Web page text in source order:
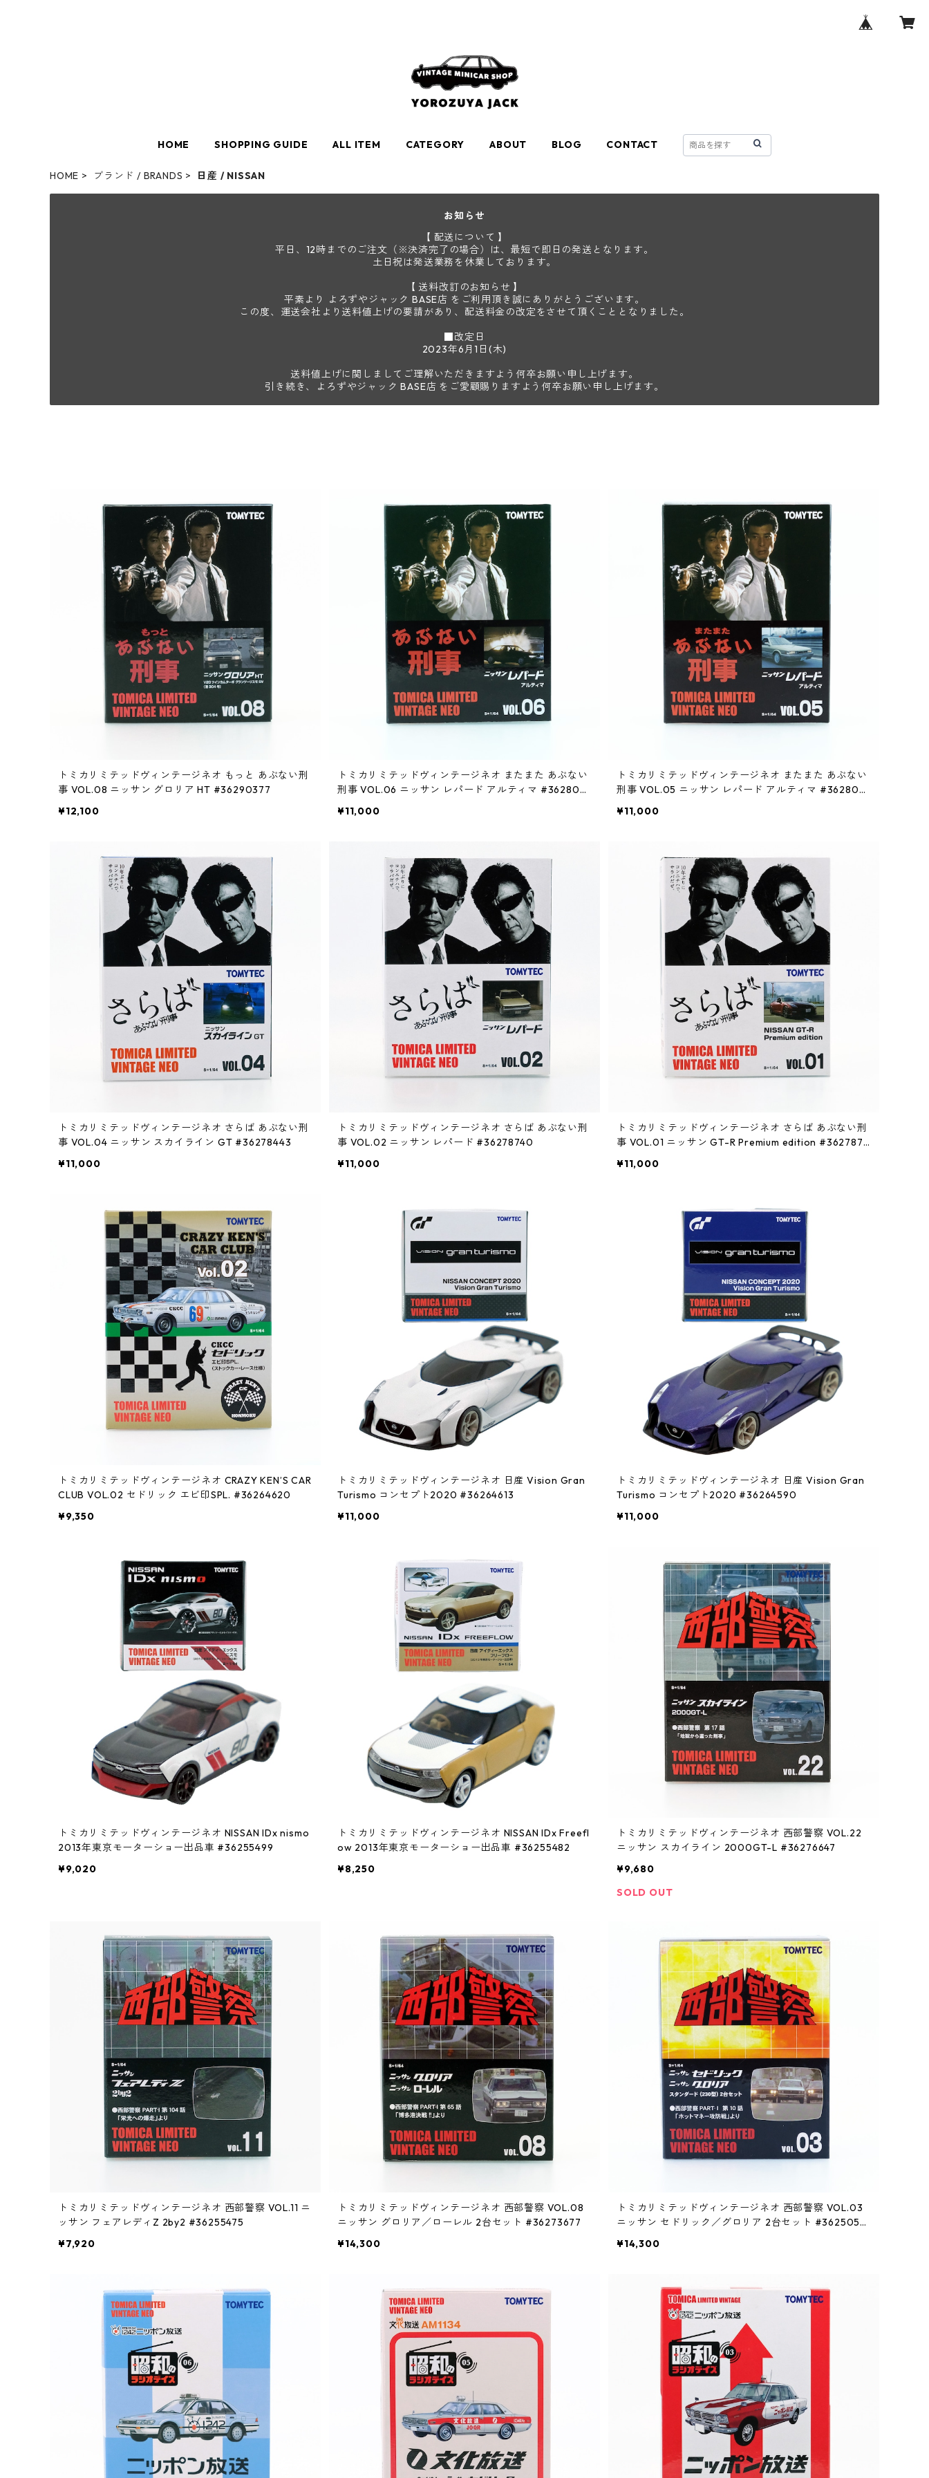
HOME SHOPPING GUIDE ALL ITEM CATEGORY ABOUT BLOG CONTACT
HOME ブランド / BRANDS 日産 / NISSAN
お知らせ
【 配送について 】
平日、12時までのご注文（※決済完了の場合）は、最短で即日の発送となります。
土日祝は発送業務を休業しております。
【 送料改訂のお知らせ 】
平素より よろずやジャック BASE店 をご利用頂き誠にありがとうございます。
この度、運送会社より送料値上げの要請があり、配送料金の改定をさせて頂くこととなりました。
■改定日
2023年6月1日(木)
送料値上げに関しましてご理解いただきますよう何卒お願い申し上げます。
引き続き、よろずやジャック BASE店 をご愛顧賜りますよう何卒お願い申し上げます。
トミカリミテッドヴィンテージネオ もっと あぶない刑
事 VOL.08 ニッサン グロリア HT #36290377
¥12,100
トミカリミテッドヴィンテージネオ またまた あぶない
刑事 VOL.06 ニッサン レパード アルティマ #362800
¥11,000
トミカリミテッドヴィンテージネオ またまた あぶない
刑事 VOL.05 ニッサン レパード アルティマ #362800
¥11,000
トミカリミテッドヴィンテージネオ さらば あぶない刑
事 VOL.04 ニッサン スカイライン GT #36278443
¥11,000
トミカリミテッドヴィンテージネオ さらば あぶない刑
事 VOL.02 ニッサン レパード #36278740
¥11,000
トミカリミテッドヴィンテージネオ さらば あぶない刑
事 VOL.01 ニッサン GT-R Premium edition #3627873
¥11,000
トミカリミテッドヴィンテージネオ CRAZY KEN’S CAR
CLUB VOL.02 セドリック エビ印SPL. #36264620
¥9,350
トミカリミテッドヴィンテージネオ 日産 Vision Gran
Turismo コンセプト2020 #36264613
¥11,000
トミカリミテッドヴィンテージネオ 日産 Vision Gran
Turismo コンセプト2020 #36264590
¥11,000
トミカリミテッドヴィンテージネオ NISSAN IDx nismo
2013年東京モーターショー出品車 #36255499
¥9,020
トミカリミテッドヴィンテージネオ NISSAN IDx Freefl
ow 2013年東京モーターショー出品車 #36255482
¥8,250
トミカリミテッドヴィンテージネオ 西部警察 VOL.22
ニッサン スカイライン 2000GT-L #36276647
¥9,680
SOLD OUT
トミカリミテッドヴィンテージネオ 西部警察 VOL.11 ニ
ッサン フェアレディZ 2by2 #36255475
¥7,920
トミカリミテッドヴィンテージネオ 西部警察 VOL.08
ニッサン グロリア／ローレル 2台セット #36273677
¥14,300
トミカリミテッドヴィンテージネオ 西部警察 VOL.03
ニッサン セドリック／グロリア 2台セット #3625058
¥14,300